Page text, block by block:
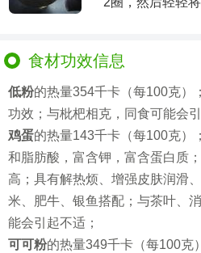
食材功效信息
低粉的热量354千卡（每100克）
功效；与枇杷相克，同食可能会引
鸡蛋的热量143千卡（每100克）
和脂肪酸，富含钾，富含蛋白质
高；具有解热烦、增强皮肤润滑
米、肥牛、银鱼搭配；与茶叶、
能会引起不适；
可可粉的热量349千卡（每100克